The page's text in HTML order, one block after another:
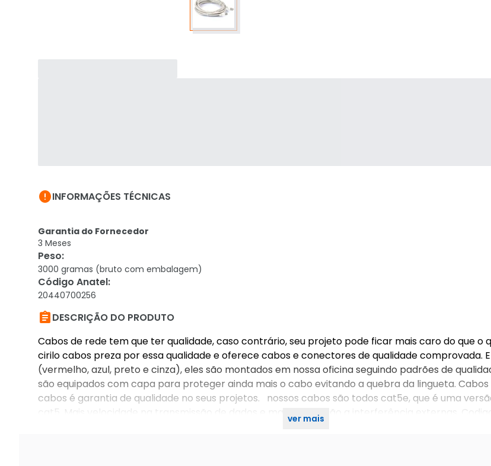
INFORMAÇÕES TÉCNICAS
Garantia do Fornecedor
3 Meses
Peso:
3000 gramas (bruto com embalagem)
Código Anatel:
20440700256
DESCRIÇÃO DO PRODUTO
Cabos de rede tem que ter qualidade, caso contrário, seu projeto pode ficar mais caro do que o
cirilo cabos preza por essa qualidade e oferece cabos e conectores de qualidade comprovada.
(vermelho, azul, preto e cinza), eles são montados em nossa oficina seguindo padrões de
são equipados com capa para proteger ainda mais o cabo evitando a quebra da lingueta.
cabos é garantia de qualidade no seus projetos. nossos cabos são todos cat5e, que é uma
cat5. Mais velocidade na transmissão de dados e maior proteção a interferência externas.
ver mais